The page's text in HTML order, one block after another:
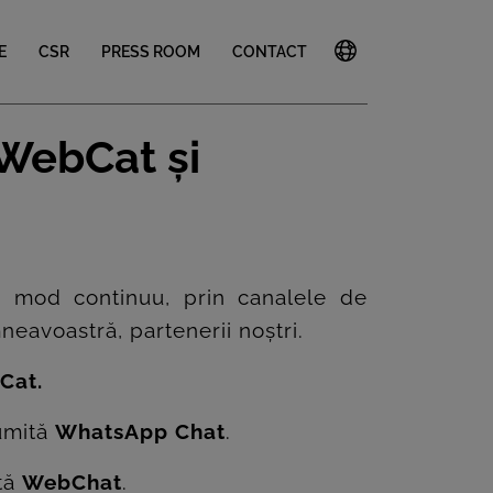
CSR PRESS ROOM CONTACT
și
continuu, prin canalele de
partenerii noștri.
WhatsApp Chat.
WebChat.